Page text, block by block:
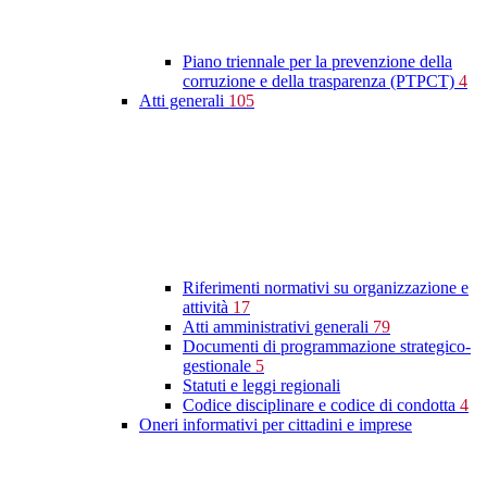
Piano triennale per la prevenzione della
corruzione e della trasparenza (PTPCT) 4
Atti generali 105
Riferimenti normativi su organizzazione e
attività 17
Atti amministrativi generali 79
Documenti di programmazione strategico-
gestionale 5
Statuti e leggi regionali
Codice disciplinare e codice di condotta 4
Oneri informativi per cittadini e imprese